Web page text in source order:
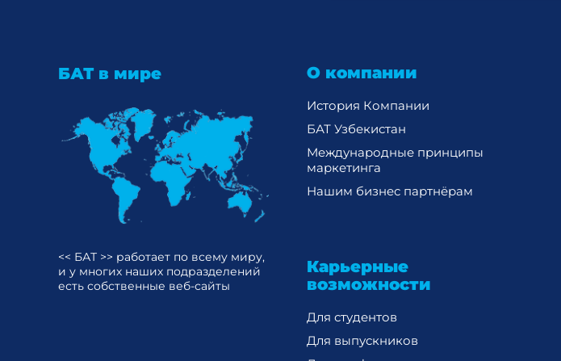
БАТ в мире
<< БАТ >> работает по всему миру,
и у многих наших подразделений
есть собственные веб-сайты
О компании
История Компании
БАТ Узбекистан
Международные принципы
маркетинга
Нашим бизнес партнёрам
Карьерные
возможности
Для студентов
Для выпускников